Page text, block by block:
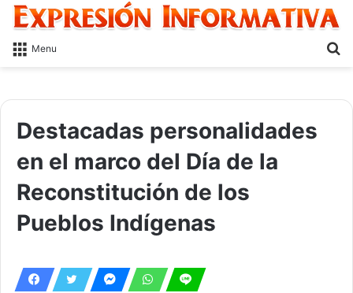
Menu
Destacadas personalidades
en el marco del Día de la
Reconstitución de los
Pueblos Indígenas